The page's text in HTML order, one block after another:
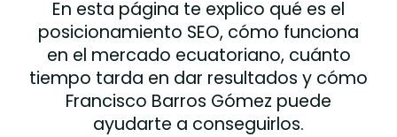
En esta página te explico qué es el
posicionamiento SEO, cómo funciona
en el mercado ecuatoriano, cuánto
tiempo tarda en dar resultados y cómo
Francisco Barros Gómez puede
ayudarte a conseguirlos.